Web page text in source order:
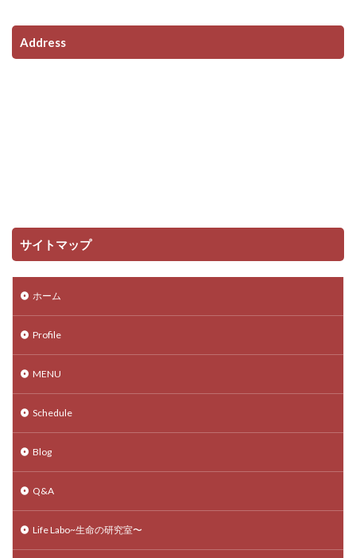
Address
サイトマップ
ホーム
Profile
MENU
Schedule
Blog
Q&A
Life Labo~生命の研究室〜